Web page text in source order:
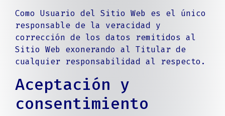
Como Usuario del Sitio Web es el único
responsable de la veracidad y
corrección de los datos remitidos al
Sitio Web exonerando al Titular de
cualquier responsabilidad al respecto.
Aceptación y
consentimiento